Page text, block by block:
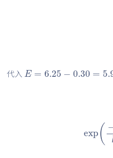
代入
(−